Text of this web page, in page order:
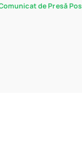
de Presă